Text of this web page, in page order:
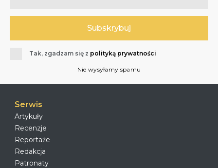
Tak, zgadzam się z polityką prywatności
Nie wysyłamy spamu
Serwis
Artykuły
Recenzje
Reportaże
Redakcja
Patronaty